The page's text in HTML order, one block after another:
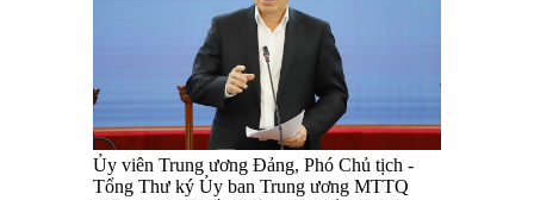
Ủy viên Trung ương Đảng, Phó Chủ tịch -
Tổng Thư ký Ủy ban Trung ương MTTQ